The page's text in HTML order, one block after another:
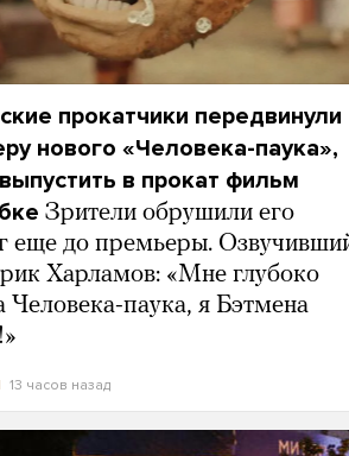
прокатчики передвинули
нового «Человека-паука»,
в прокат фильм
Зрители обрушили его
еще до премьеры.
Харламов: «Мне глубоко
Человека-паука, я Бэтмена
13 часов назад